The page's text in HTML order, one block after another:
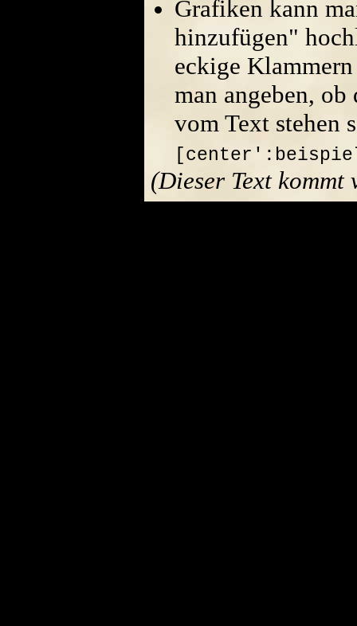
Grafiken kann
hinzufügen"
eckige
man angeben,
vom Text stehen
(Dieser Text kommt